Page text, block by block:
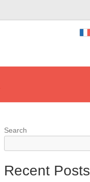
Search
Recent Posts